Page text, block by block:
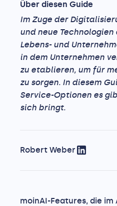
Über diesen Guide
Im Zuge der
und neue
Lebens- und
in dem Unternehmen
zu etablieren, um für
zu sorgen. In diesem
Service-Optionen es
sich bringt.
Robert Weber
moinAI-Features, die